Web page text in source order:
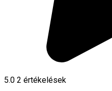
5.0 2 értékelések